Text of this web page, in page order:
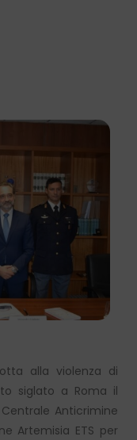
alla violenza di
siglato a Roma il
Anticrimine
Artemisia ETS per